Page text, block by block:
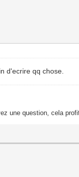
d'ecrire qq chose.
une question, cela